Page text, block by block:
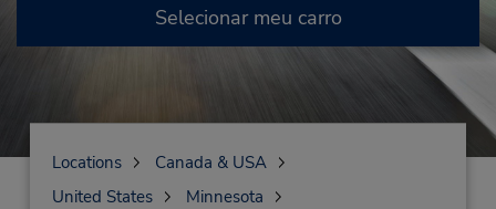
Selecionar meu carro
Locations
Canada & USA
United States
Minnesota